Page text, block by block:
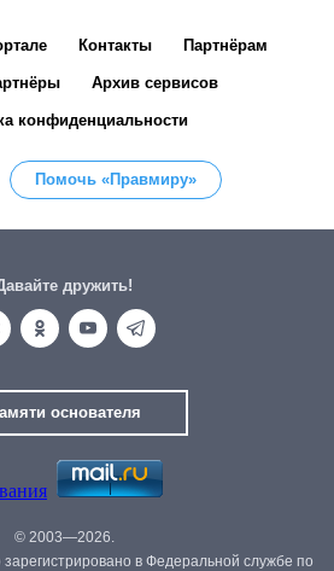
Контакты Партнёрам
Архив сервисов
конфиденциальности
Помочь «Правмиру»
дружить!
основателя
© 2003—2026.
в Федеральной службе по